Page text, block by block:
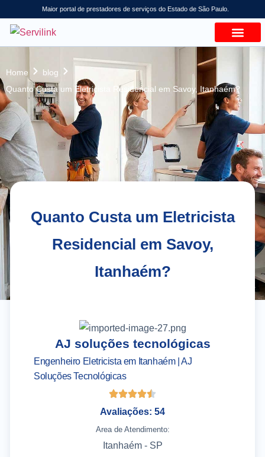
Maior portal de prestadores de serviços do Estado de São Paulo.
Home
blog
Quanto Custa um Eletricista Residencial em Savoy, Itanhaém?
Quanto Custa um Eletricista
Residencial em Savoy,
Itanhaém?
AJ soluções tecnológicas
Engenheiro Eletricista em Itanhaém | AJ
Soluções Tecnológicas
Avaliações: 54
Area de Atendimento:
Itanhaém - SP